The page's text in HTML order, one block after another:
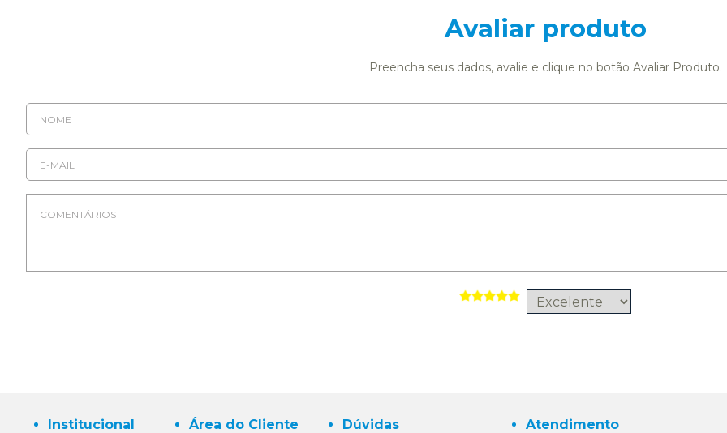
Avaliar produto
Preencha seus dados, avalie e clique no botão Avaliar Produto.
Institucional Área do Cliente Dúvidas Atendimento